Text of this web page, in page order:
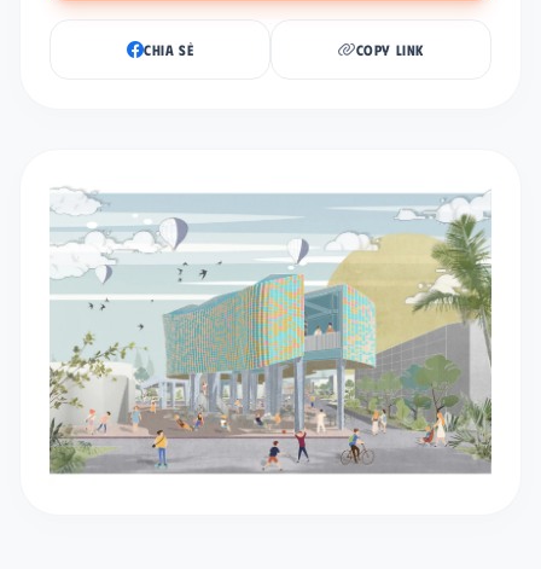
CHIA SẺ COPY LINK